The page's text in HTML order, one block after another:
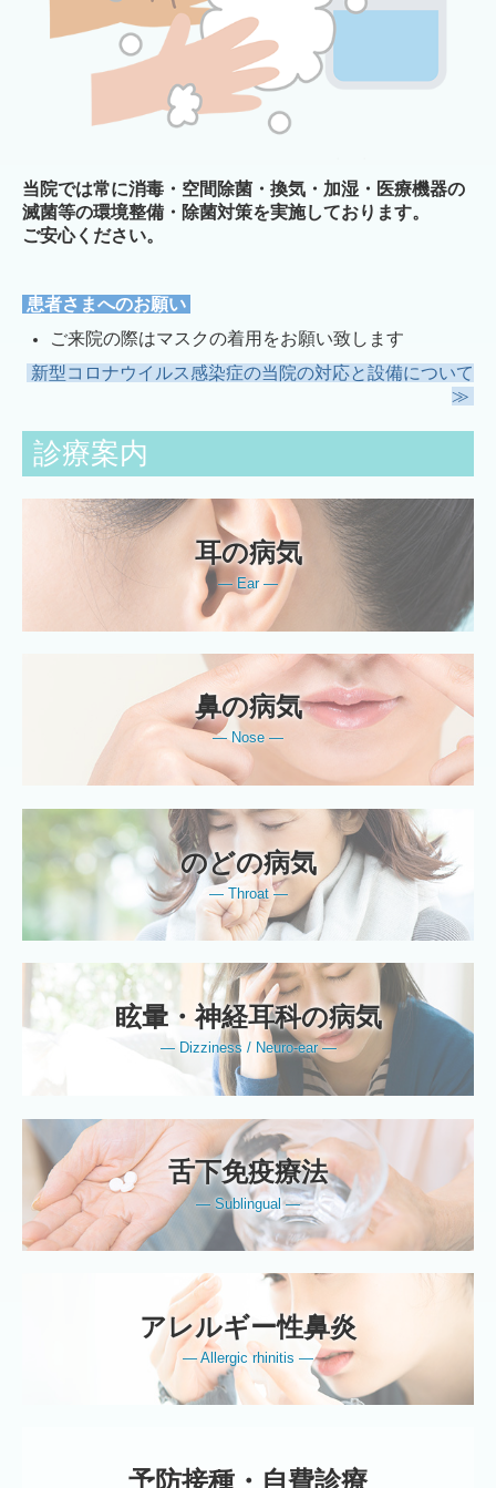
当院では常に消毒・空間除菌・換気・加湿・医療機器の
滅菌等の環境整備・除菌対策を実施しております。
ご安心ください。
患者さまへのお願い
ご来院の際はマスクの着用をお願い致します
新型コロナウイルス感染症の当院の対応と設備について
≫
診療案内
耳の病気
― Ear ―
鼻の病気
― Nose ―
のどの病気
― Throat ―
眩暈・神経耳科の病気
― Dizziness / Neuro-ear ―
舌下免疫療法
― Sublingual ―
アレルギー性鼻炎
― Allergic rhinitis ―
予防接種・自費診療